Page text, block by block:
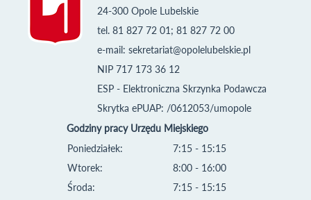
24-300 Opole Lubelskie
tel. 81 827 72 01; 81 827 72 00
e-mail: sekretariat@opolelubelskie.pl
NIP 717 173 36 12
ESP - Elektroniczna Skrzynka Podawcza
Skrytka ePUAP: /0612053/umopole
Godziny pracy Urzędu Miejskiego
Poniedziałek:
Wtorek:
Środa:
7:15 - 15:15
8:00 - 16:00
7:15 - 15:15